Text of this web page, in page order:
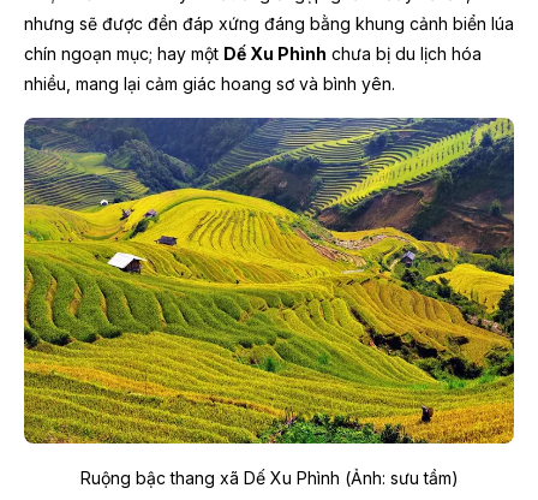
nhưng sẽ được đền đáp xứng đáng bằng khung cảnh biển lúa
chín ngoạn mục; hay một Dế Xu Phình chưa bị du lịch hóa
nhiều, mang lại cảm giác hoang sơ và bình yên.
Ruộng bậc thang xã Dế Xu Phình (Ảnh: sưu tầm)